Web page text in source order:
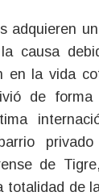
adquieren
causa
en la vida
de
de
totalidad de